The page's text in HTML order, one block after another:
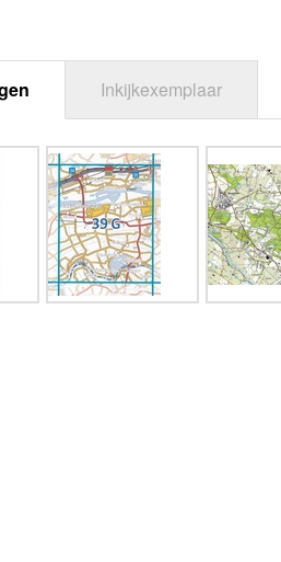
Inkijkexemplaar